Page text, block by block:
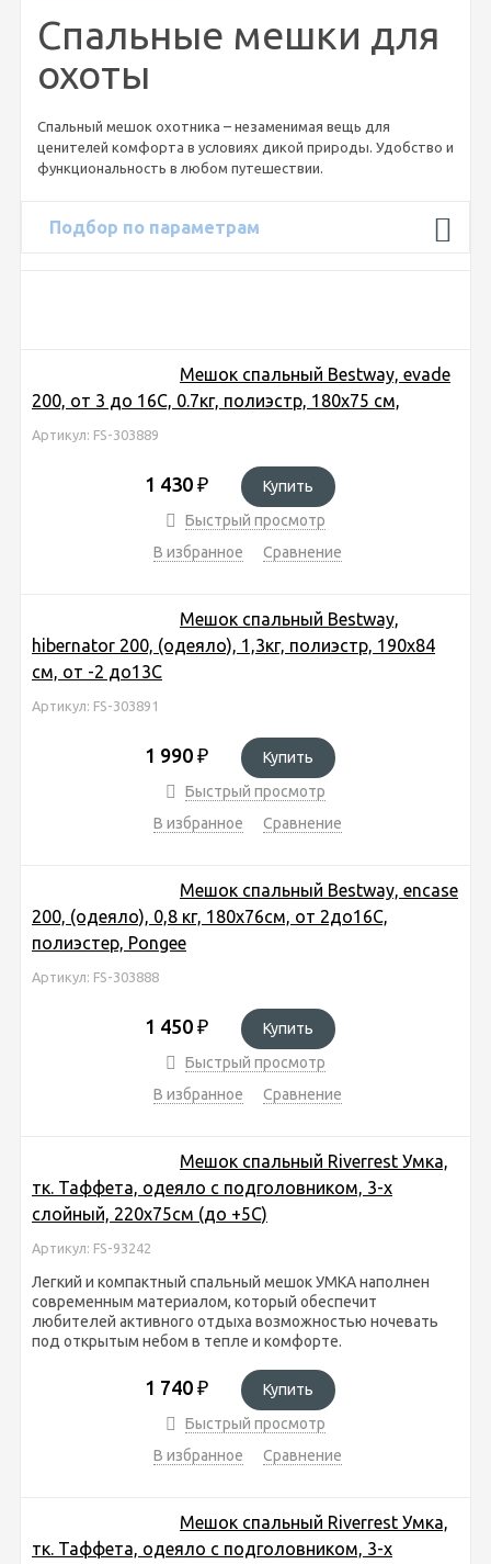
Спальные мешки для
охоты
Спальный мешок охотника – незаменимая вещь для
ценителей комфорта в условиях дикой природы. Удобство и
функциональность в любом путешествии.
Подбор по параметрам
Мешок спальный Bestway, evade
200, от 3 до 16С, 0.7кг, полиэстр, 180x75 см,
Артикул: FS-303889
1 430 ₽
Купить
Быстрый просмотр
В избранное
Сравнение
Мешок спальный Bestway,
hibernator 200, (одеяло), 1,3кг, полиэстр, 190х84
см, от -2 до13С
Артикул: FS-303891
1 990 ₽
Купить
Быстрый просмотр
В избранное
Сравнение
Мешок спальный Bestway, encase
200, (одеяло), 0,8 кг, 180х76см, от 2до16C,
полиэстер, Pongee
Артикул: FS-303888
1 450 ₽
Купить
Быстрый просмотр
В избранное
Сравнение
Мешок спальный Riverrest Умка,
тк. Таффета, одеяло с подголовником, 3-х
слойный, 220х75см (до +5С)
Артикул: FS-93242
Легкий и компактный спальный мешок УМКА наполнен
современным материалом, который обеспечит
любителей активного отдыха возможностью ночевать
под открытым небом в тепле и комфорте.
1 740 ₽
Купить
Быстрый просмотр
В избранное
Сравнение
Мешок спальный Riverrest Умка,
тк. Таффета, одеяло с подголовником, 3-х